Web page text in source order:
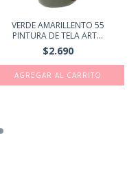
VERDE AMARILLENTO 55
PINTURA DE TELA ART...
$2.690